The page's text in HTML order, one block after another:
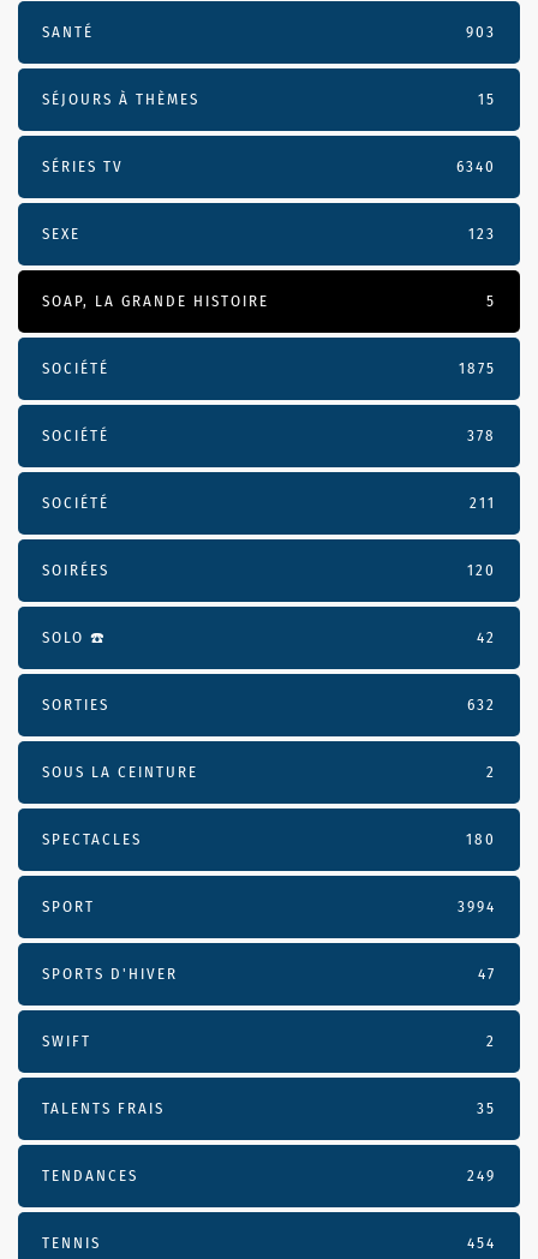
SANTÉ 903
SÉJOURS À THÈMES 15
SÉRIES TV 6340
SEXE 123
SOAP, LA GRANDE HISTOIRE 5
SOCIÉTÉ 1875
SOCIÉTÉ 378
SOCIÉTÉ 211
SOIRÉES 120
SOLO ☎️ 42
SORTIES 632
SOUS LA CEINTURE 2
SPECTACLES 180
SPORT 3994
SPORTS D'HIVER 47
SWIFT 2
TALENTS FRAIS 35
TENDANCES 249
TENNIS 454